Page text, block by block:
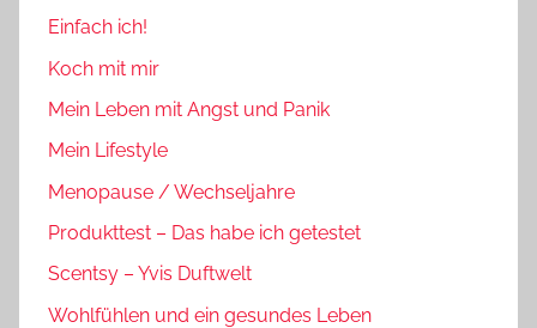
Einfach ich!
Koch mit mir
Mein Leben mit Angst und Panik
Mein Lifestyle
Menopause / Wechseljahre
Produkttest – Das habe ich getestet
Scentsy – Yvis Duftwelt
Wohlfühlen und ein gesundes Leben